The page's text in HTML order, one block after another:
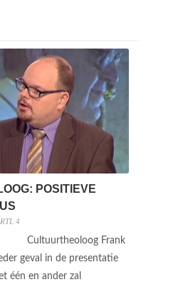
POSITIEVE
RTL 4
Cultuurtheoloog Frank
geval in de presentatie
één en ander zal